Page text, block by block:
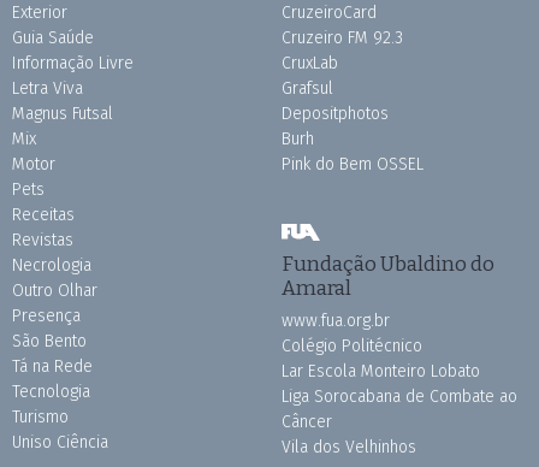
Exterior
Guia Saúde
Informação Livre
Letra Viva
Magnus Futsal
Mix
Motor
Pets
Receitas
Revistas
Necrologia
Outro Olhar
Presença
São Bento
Tá na Rede
Tecnologia
Turismo
Uniso Ciência
CruzeiroCard
Cruzeiro FM 92.3
CruxLab
Grafsul
Depositphotos
Burh
Pink do Bem OSSEL
Fundação Ubaldino do
Amaral
www.fua.org.br
Colégio Politécnico
Lar Escola Monteiro Lobato
Liga Sorocabana de Combate ao
Câncer
Vila dos Velhinhos